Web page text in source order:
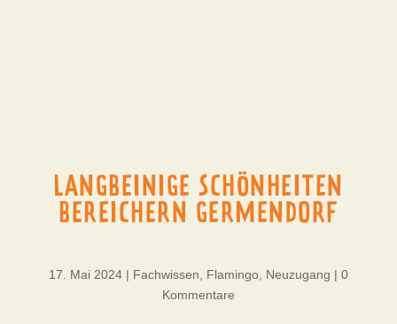
LANGBEINIGE SCHÖNHEITEN
BEREICHERN GERMENDORF
17. Mai 2024| Fachwissen Flamingo, Neuzugang | 0
Kommentare